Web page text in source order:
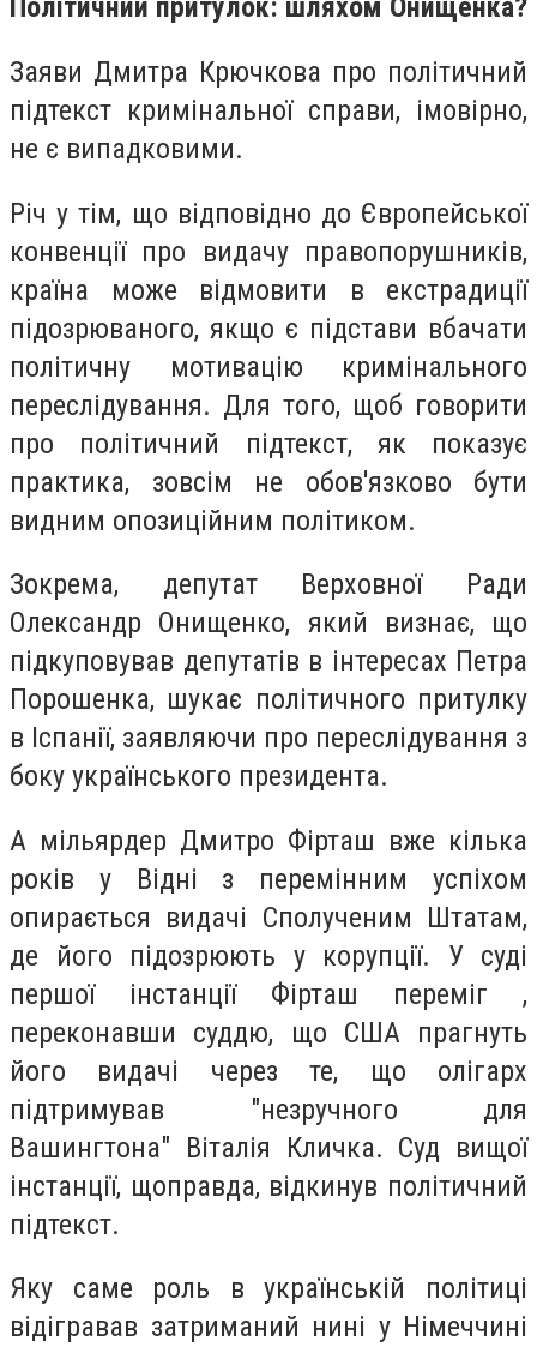
Політичний притулок: шляхом Онищенка?
Заяви Дмитра Крючкова про політичний
підтекст кримінальної справи, імовірно,
не є випадковими.
Річ у тім, що відповідно до Європейської
конвенції про видачу правопорушників,
країна може відмовити в екстрадиції
підозрюваного, якщо є підстави вбачати
політичну мотивацію кримінального
переслідування. Для того, щоб говорити
про політичний підтекст, як показує
практика, зовсім не обов'язково бути
видним опозиційним політиком.
Зокрема, депутат Верховної Ради
Олександр Онищенко, який визнає, що
підкуповував депутатів в інтересах Петра
Порошенка, шукає політичного притулку
в Іспанії, заявляючи про переслідування з
боку українського президента.
А мільярдер Дмитро Фірташ вже кілька
років у Відні з перемінним успіхом
опирається видачі Сполученим Штатам,
де його підозрюють у корупції. У суді
першої інстанції Фірташ переміг ,
переконавши суддю, що США прагнуть
його видачі через те, що олігарх
підтримував "незручного для
Вашингтона" Віталія Кличка. Суд вищої
інстанції, щоправда, відкинув політичний
підтекст.
Яку саме роль в українській політиці
відігравав затриманий нині у Німеччині